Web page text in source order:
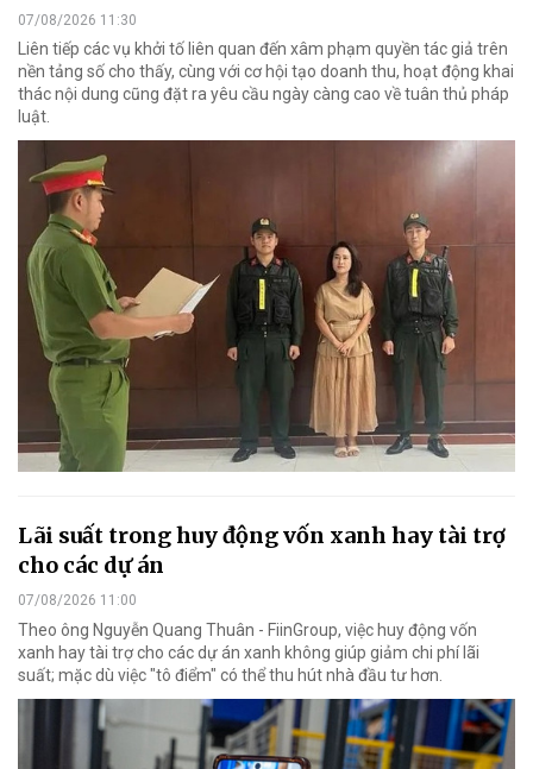
07/08/2026 11:30
Liên tiếp các vụ khởi tố liên quan đến xâm phạm quyền tác giả trên
nền tảng số cho thấy, cùng với cơ hội tạo doanh thu, hoạt động khai
thác nội dung cũng đặt ra yêu cầu ngày càng cao về tuân thủ pháp
luật.
Lãi suất trong huy động vốn xanh hay tài trợ
cho các dự án
07/08/2026 11:00
Theo ông Nguyễn Quang Thuân - FiinGroup, việc huy động vốn
xanh hay tài trợ cho các dự án xanh không giúp giảm chi phí lãi
suất; mặc dù việc "tô điểm" có thể thu hút nhà đầu tư hơn.